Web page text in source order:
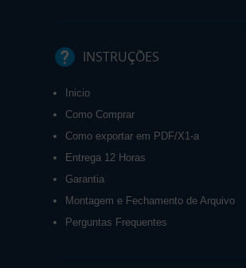
INSTRUÇÕES
Inicio
Como Comprar
Como exportar em PDF/X1-a
Entrega 12 Horas
Garantia
Montagem e Fechamento de Arquivo
Perguntas Frequentes